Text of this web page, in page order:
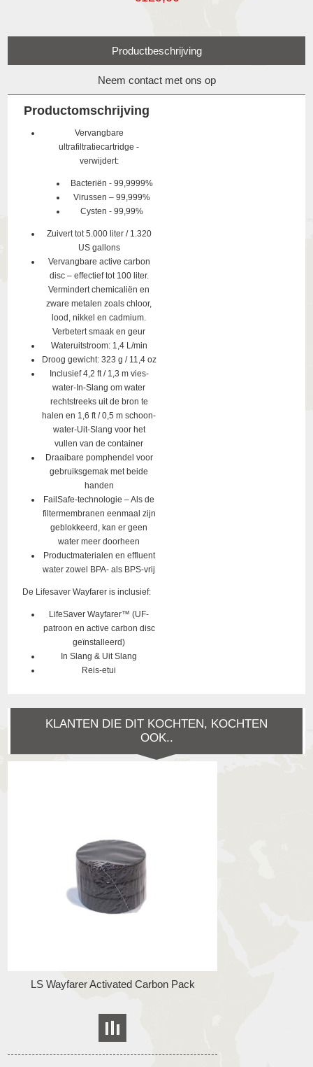
Productbeschrijving
Neem contact met ons op
Productomschrijving
Vervangbare
ultrafiltratiecartridge -
verwijdert:
Bacteriën - 99,9999%
Virussen – 99,999%
Cysten - 99,99%
Zuivert tot 5.000 liter / 1.320
US gallons
Vervangbare active carbon
disc – effectief tot 100 liter.
Vermindert chemicaliën en
zware metalen zoals chloor,
lood, nikkel en cadmium.
Verbetert smaak en geur
Wateruitstroom: 1,4 L/min
Droog gewicht: 323 g / 11,4 oz
Inclusief 4,2 ft / 1,3 m vies-
water-In-Slang om water
rechtstreeks uit de bron te
halen en 1,6 ft / 0,5 m schoon-
water-Uit-Slang voor het
vullen van de container
Draaibare pomphendel voor
gebruiksgemak met beide
handen
FailSafe-technologie – Als de
filtermembranen eenmaal zijn
geblokkeerd, kan er geen
water meer doorheen
Productmaterialen en effluent
water zowel BPA- als BPS-vrij
De Lifesaver Wayfarer is inclusief:
LifeSaver Wayfarer™ (UF-
patroon en active carbon disc
geïnstalleerd)
In Slang & Uit Slang
Reis-etui
KLANTEN DIE DIT KOCHTEN, KOCHTEN
OOK..
LS Wayfarer Activated Carbon Pack